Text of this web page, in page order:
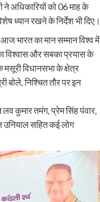
अधिकारियों को 06 माह के
ध्यान रखने के निर्देश भी दिए।
भारत का मान सम्मान विश्व में
विश्वास और सबका प्रयास के
विधानसभा के क्षेत्र
बोले, निश्चित तौर पर इन
लव कुमार तमंग, प्रेम सिंह पंवार,
उनियाल सहित कई लोग